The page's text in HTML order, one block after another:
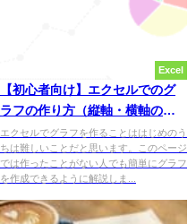
Excel
【初心者向け】エクセルでのグ
ラフの作り方（縦軸・横軸の設
定も簡単）
エクセルでグラフを作ることははじめのう
ちは難しいことだと思います。このページ
では作ったことがない人でも簡単にグラフ
を作成できるように解説しま...